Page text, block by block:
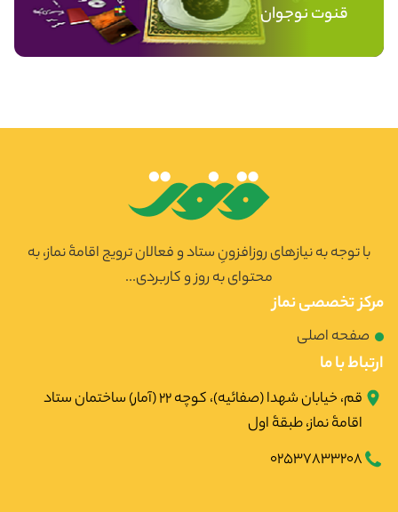
قنوت نوجوان
با توجه به نیازهای روزافزونِ ستاد و فعالان ترویج اقامۀ نماز، به
محتوای به روز و کاربردی...
مرکز تخصصی نماز
صفحه اصلی
ارتباط با ما
قم، خیابان شهدا (صفائیه)، کوچه ۲۲ (آمار) ساختمان ستاد
اقامۀ نماز، طبقۀ اول
02537833208